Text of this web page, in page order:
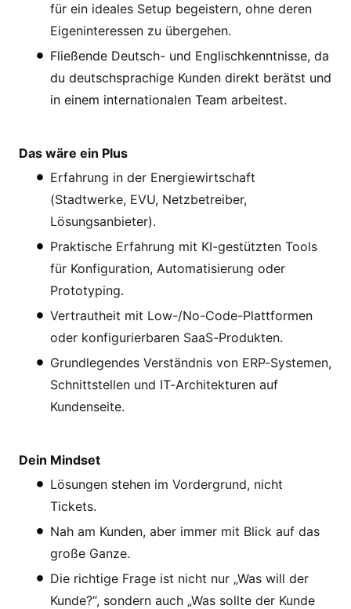
für ein ideales Setup begeistern, ohne deren
Eigeninteressen zu übergehen.
Fließende Deutsch- und Englischkenntnisse, da
du deutschsprachige Kunden direkt berätst und
in einem internationalen Team arbeitest.
Das wäre ein Plus
Erfahrung in der Energiewirtschaft
(Stadtwerke, EVU, Netzbetreiber,
Lösungsanbieter).
Praktische Erfahrung mit KI-gestützten Tools
für Konfiguration, Automatisierung oder
Prototyping.
Vertrautheit mit Low-/No-Code-Plattformen
oder konfigurierbaren SaaS-Produkten.
Grundlegendes Verständnis von ERP-Systemen,
Schnittstellen und IT-Architekturen auf
Kundenseite.
Dein Mindset
Lösungen stehen im Vordergrund, nicht
Tickets.
Nah am Kunden, aber immer mit Blick auf das
große Ganze.
Die richtige Frage ist nicht nur „Was will der
Kunde?“, sondern auch „Was sollte der Kunde